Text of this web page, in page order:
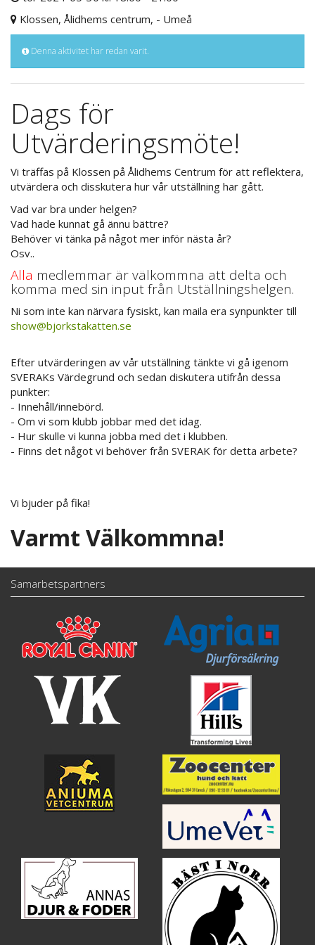
Klossen, Ålidhems centrum, - Umeå
Denna aktivitet har redan varit.
Dags för
Utvärderingsmöte!
Vi träffas på Klossen på Ålidhems Centrum för att reflektera,
utvärdera och disskutera hur vår utställning har gått.
Vad var bra under helgen?
Vad hade kunnat gå ännu bättre?
Behöver vi tänka på något mer inför nästa år?
Osv..
Alla medlemmar är välkommna att delta och
komma med sin input från Utställningshelgen.
Ni som inte kan närvara fysiskt, kan maila era synpunkter till
show@bjorkstakatten.se
Efter utvärderingen av vår utställning tänkte vi gå igenom
SVERAKs Värdegrund och sedan diskutera utifrån dessa
punkter:
- Innehåll/innebörd.
- Om vi som klubb jobbar med det idag.
- Hur skulle vi kunna jobba med det i klubben.
- Finns det något vi behöver från SVERAK för detta arbete?
Vi bjuder på fika!
Varmt Välkommna!
Samarbetspartners